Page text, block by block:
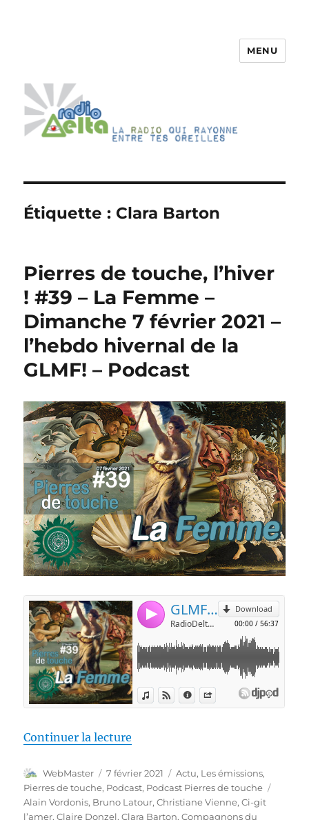
MENU
Étiquette : Clara Barton
Pierres de touche, l’hiver
! #39 – La Femme –
Dimanche 7 février 2021 –
l’hebdo hivernal de la
GLMF! – Podcast
Continuer la lecture
Auteur
WebMaster
Publié
le
7 février 2021 Catégories
Actu, Les émissions,
Pierres de touche, Podcast, Podcast Pierres de touche
Alain Vordonis, Bruno Latour,Christiane Vienne,Ci-git
l’amer,Claire Donzel,Clara Barton,Compagnons du